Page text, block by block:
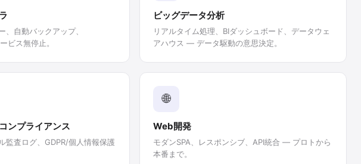
、自動バックアップ、
ス無停止。
ビッグデータ分析
リアルタイム処理、BIダッシュボード、データウェ
アハウス — データ駆動の意思決定。
ンプライアンス
監査ログ、GDPR/個人情報保護
🌐
Web開発
モダンSPA、レスポンシブ、API統合 — プロトから
本番まで。